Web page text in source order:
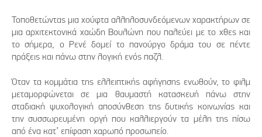
Τοποθετώντας μια χούφτα αλληλοσυνδεόμενων χαρακτήρων σε
μια αρχιτεκτονικά χαώδη Βουλώνη που παλεύει με το χθες και
το σήμερα, ο Ρενέ δομεί το πανούργο δράμα του σε πέντε
πράξεις και πάνω στην λογική ενός παζλ.
Όταν τα κομμάτια της ελλειπτικής αφήγησης ενωθούν, το φιλμ
μεταμορφώνεται σε μια θαυμαστή κατασκευή πάνω στην
σταδιακή ψυχολογική αποσύνθεση της δυτικής κοινωνίας και
την συσσωρευμένη οργή που καλλιεργούν τα μέλη της πίσω
από ένα κατ’ επίφαση χαρωπό προσωπείο.